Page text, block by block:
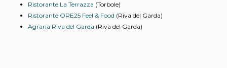
Ristorante La Terrazza (Torbole)
Ristorante ORE25 Feel & Food (Riva del Garda)
Agraria Riva del Garda (Riva del Garda)